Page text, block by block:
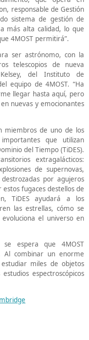
responsable de Gestión
sistema de gestión de
más alta calidad, lo que
4MOST permitirá”.
ser astrónomo, con la
telescopios de nueva
del Instituto de
equipo de 4MOST. “Ha
llegar hasta aquí, pero
nuevas y emocionantes
miembros de uno de los
que utilizan
del Tiempo (TiDES).
extragalácticos:
de supernovas,
por agujeros
fugaces destellos de
TiDES ayudará a los
las estrellas, cómo se
el universo en
espera que 4MOST
Al combinar un enorme
miles de objetos
espectroscópicos